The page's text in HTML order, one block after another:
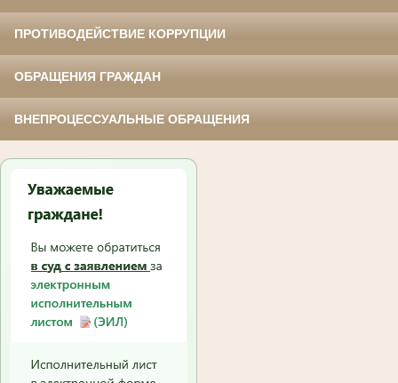
ПРОТИВОДЕЙСТВИЕ КОРРУПЦИИ
ОБРАЩЕНИЯ ГРАЖДАН
ВНЕПРОЦЕССУАЛЬНЫЕ ОБРАЩЕНИЯ